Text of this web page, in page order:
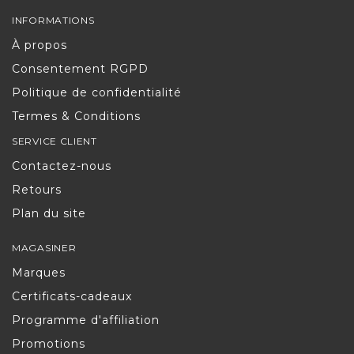
INFORMATIONS
À propos
Consentement RGPD
Politique de confidentialité
Termes & Conditions
SERVICE CLIENT
Contactez-nous
Retours
Plan du site
MAGASINER
Marques
Certificats-cadeaux
Programme d'affiliation
Promotions